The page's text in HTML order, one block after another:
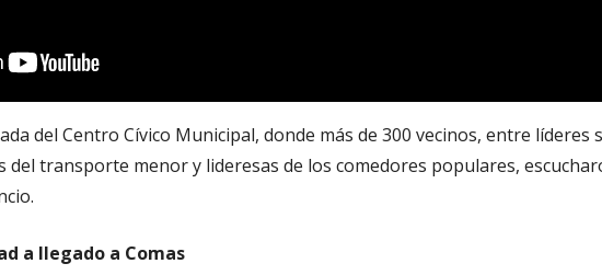
del Centro Cívico Municipal, donde más de 300 vecinos, entre líderes
transporte menor y lideresas de los comedores populares,
a llegado a Comas